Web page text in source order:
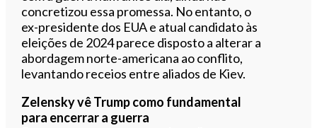
concretizou essa promessa. No entanto, o
ex-presidente dos EUA e atual candidato às
eleições de 2024 parece disposto a alterar a
abordagem norte-americana ao conflito,
levantando receios entre aliados de Kiev.
Zelensky vê Trump como fundamental
para encerrar a guerra